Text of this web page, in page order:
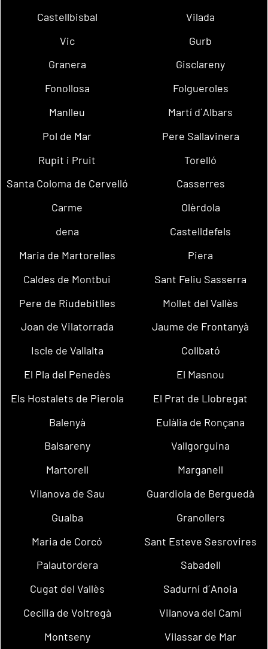
Castellbisbal
Vilada
Vic
Gurb
Granera
Gisclareny
Fonollosa
Folgueroles
Manlleu
Martí d´Albars
Pol de Mar
Pere Sallavinera
Rupit i Pruit
Torelló
Santa Coloma de Cervelló
Casserres
Carme
Olèrdola
dena
Castelldefels
Maria de Martorelles
Piera
Caldes de Montbui
Sant Feliu Sasserra
Pere de Riudebitlles
Mollet del Vallès
Joan de Vilatorrada
Jaume de Frontanyà
Iscle de Vallalta
Collbató
El Pla del Penedès
El Masnou
Els Hostalets de Pierola
El Prat de Llobregat
Balenyà
Eulàlia de Ronçana
Balsareny
Vallgorguina
Martorell
Marganell
Vilanova de Sau
Guardiola de Berguedà
Gualba
Granollers
Maria de Corcó
Sant Esteve Sesrovires
Palautordera
Sabadell
Cugat del Vallès
Sadurní d´Anoia
Cecília de Voltregà
Vilanova del Camí
Montseny
Vilassar de Mar